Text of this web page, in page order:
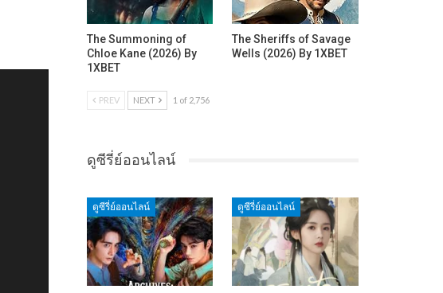
The Summoning of
Chloe Kane (2026) By
1XBET
The Sheriffs of Savage
Wells (2026) By 1XBET
PREV NEXT 1 of 2,756
ดูซีรี่ย์ออนไลน์
ดูซีรี่ย์ออนไลน์ ดูซีรี่ย์ออนไลน์